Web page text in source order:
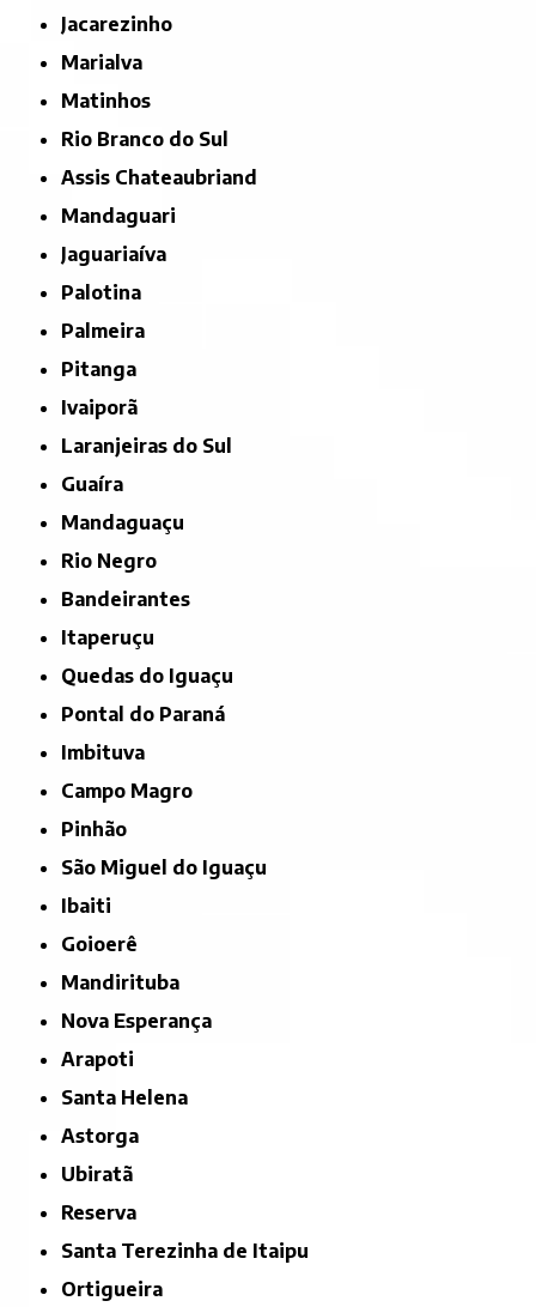
Jacarezinho
Marialva
Matinhos
Rio Branco do Sul
Assis Chateaubriand
Mandaguari
Jaguariaíva
Palotina
Palmeira
Pitanga
Ivaiporã
Laranjeiras do Sul
Guaíra
Mandaguaçu
Rio Negro
Bandeirantes
Itaperuçu
Quedas do Iguaçu
Pontal do Paraná
Imbituva
Campo Magro
Pinhão
São Miguel do Iguaçu
Ibaiti
Goioerê
Mandirituba
Nova Esperança
Arapoti
Santa Helena
Astorga
Ubiratã
Reserva
Santa Terezinha de Itaipu
Ortigueira